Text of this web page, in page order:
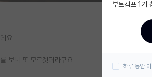
요
보니 또 모르겟더라구요
부트캠프 1기
하루 동안